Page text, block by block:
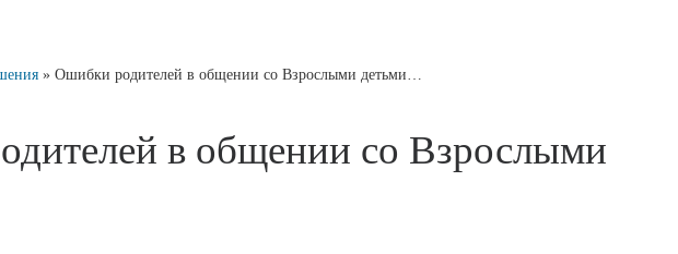
» Ошибки родителей в общении со Взрослыми детьми…
в общении со Взрослыми